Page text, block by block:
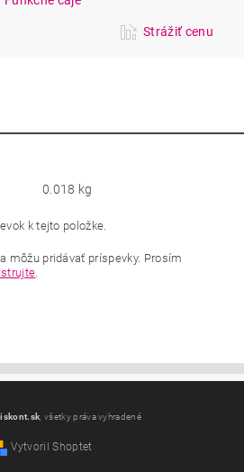
Strážiť cenu
0.018 kg
k tejto položke.
môžu pridávať príspevky. Prosím
.
, všetky práva vyhradené
Vytvoril Shoptet